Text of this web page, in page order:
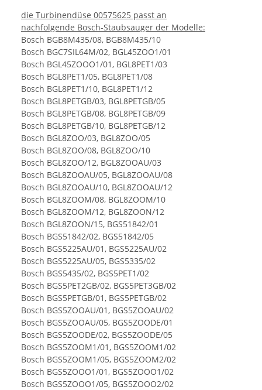
die Turbinendüse 00575625 passt an
nachfolgende Bosch-Staubsauger der Modelle:
Bosch BGB8M435/08, BGB8M435/10
Bosch BGC7SIL64M/02, BGL45ZOO1/01
Bosch BGL45ZOOO1/01, BGL8PET1/03
Bosch BGL8PET1/05, BGL8PET1/08
Bosch BGL8PET1/10, BGL8PET1/12
Bosch BGL8PETGB/03, BGL8PETGB/05
Bosch BGL8PETGB/08, BGL8PETGB/09
Bosch BGL8PETGB/10, BGL8PETGB/12
Bosch BGL8ZOO/03, BGL8ZOO/05
Bosch BGL8ZOO/08, BGL8ZOO/10
Bosch BGL8ZOO/12, BGL8ZOOAU/03
Bosch BGL8ZOOAU/05, BGL8ZOOAU/08
Bosch BGL8ZOOAU/10, BGL8ZOOAU/12
Bosch BGL8ZOOM/08, BGL8ZOOM/10
Bosch BGL8ZOOM/12, BGL8ZOON/12
Bosch BGL8ZOON/15, BGS51842/01
Bosch BGS51842/02, BGS51842/05
Bosch BGS5225AU/01, BGS5225AU/02
Bosch BGS5225AU/05, BGS5335/02
Bosch BGS5435/02, BGS5PET1/02
Bosch BGS5PET2GB/02, BGS5PET3GB/02
Bosch BGS5PETGB/01, BGS5PETGB/02
Bosch BGS5ZOOAU/01, BGS5ZOOAU/02
Bosch BGS5ZOOAU/05, BGS5ZOODE/01
Bosch BGS5ZOODE/02, BGS5ZOODE/05
Bosch BGS5ZOOM1/01, BGS5ZOOM1/02
Bosch BGS5ZOOM1/05, BGS5ZOOM2/02
Bosch BGS5ZOOO1/01, BGS5ZOOO1/02
Bosch BGS5ZOOO1/05, BGS5ZOOO2/02